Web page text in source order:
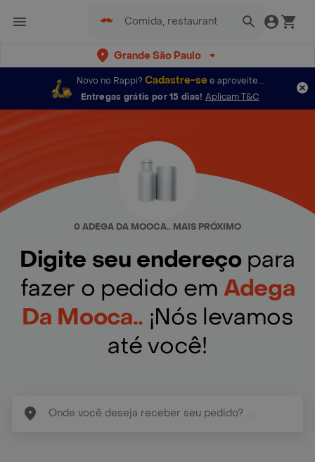
Grande São Paulo
Novo no Rappi? Cadastre-se e aproveite...
Entregas grátis por 15 dias! Aplicam T&C
0 ADEGA DA MOOCA.. MAIS PRÓXIMO
Digite seu endereço para
fazer o pedido em Adega
Da Mooca.. ¡Nós levamos
até você!